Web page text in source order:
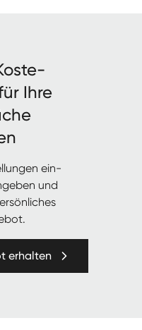
Ihre
ein­
und
erhalten